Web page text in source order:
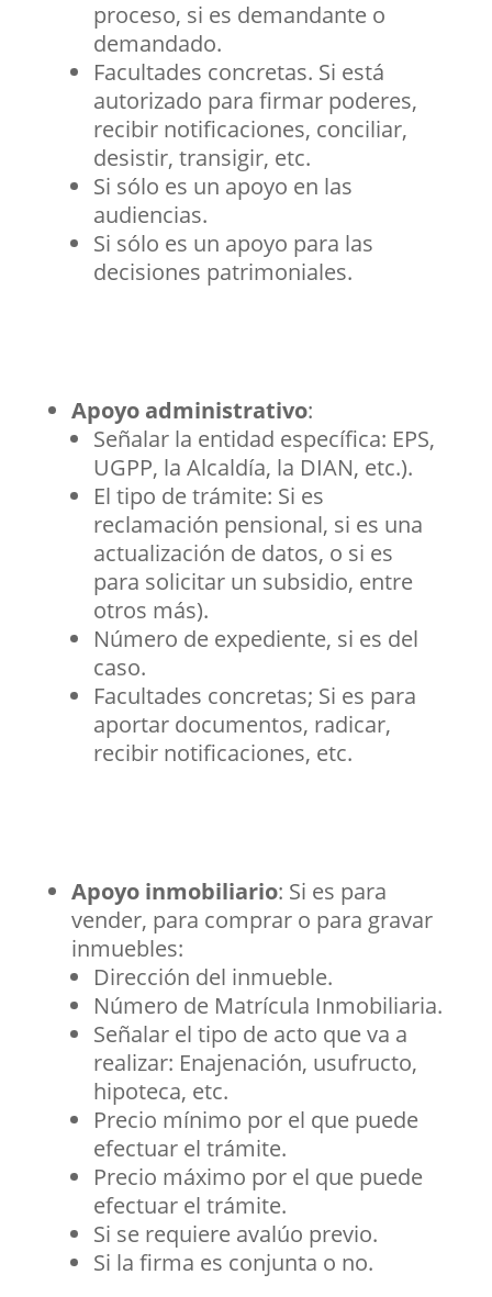
proceso, si es demandante o
demandado.
Facultades concretas. Si está
autorizado para firmar poderes,
recibir notificaciones, conciliar,
desistir, transigir, etc.
Si sólo es un apoyo en las
audiencias.
Si sólo es un apoyo para las
decisiones patrimoniales.
Apoyo administrativo:
Señalar la entidad específica: EPS,
UGPP, la Alcaldía, la DIAN, etc.).
El tipo de trámite: Si es
reclamación pensional, si es una
actualización de datos, o si es
para solicitar un subsidio, entre
otros más).
Número de expediente, si es del
caso.
Facultades concretas; Si es para
aportar documentos, radicar,
recibir notificaciones, etc.
Apoyo inmobiliario: Si es para
vender, para comprar o para gravar
inmuebles:
Dirección del inmueble.
Número de Matrícula Inmobiliaria.
Señalar el tipo de acto que va a
realizar: Enajenación, usufructo,
hipoteca, etc.
Precio mínimo por el que puede
efectuar el trámite.
Precio máximo por el que puede
efectuar el trámite.
Si se requiere avalúo previo.
Si la firma es conjunta o no.